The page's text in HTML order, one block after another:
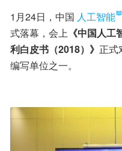
1月24日，中国 人工智能
式落幕，会上 《中国人
利白皮书（2018）》 正式
编写单位之一。